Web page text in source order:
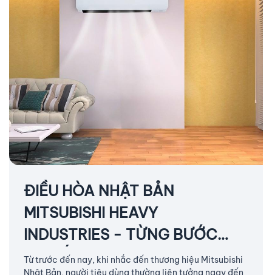
ĐIỀU HÒA NHẬT BẢN
MITSUBISHI HEAVY
INDUSTRIES - TỪNG BƯỚC
TẠO ẤN TƯỢNG MẠNH MẼ
Từ trước đến nay, khi nhắc đến thương hiệu Mitsubishi
Nhật Bản, người tiêu dùng thường liên tưởng ngay đến